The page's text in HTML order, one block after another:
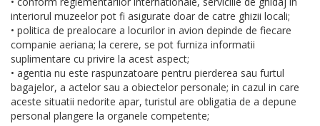
interiorul muzeelor pot fi asigurate doar de catre ghizii locali;
• politica de prealocare a locurilor in avion depinde de fiecare
companie aeriana; la cerere, se pot furniza informatii
suplimentare cu privire la acest aspect;
• agentia nu este raspunzatoare pentru pierderea sau furtul
bagajelor, a actelor sau a obiectelor personale; in cazul in care
aceste situatii nedorite apar, turistul are obligatia de a depune
personal plangere la organele competente;